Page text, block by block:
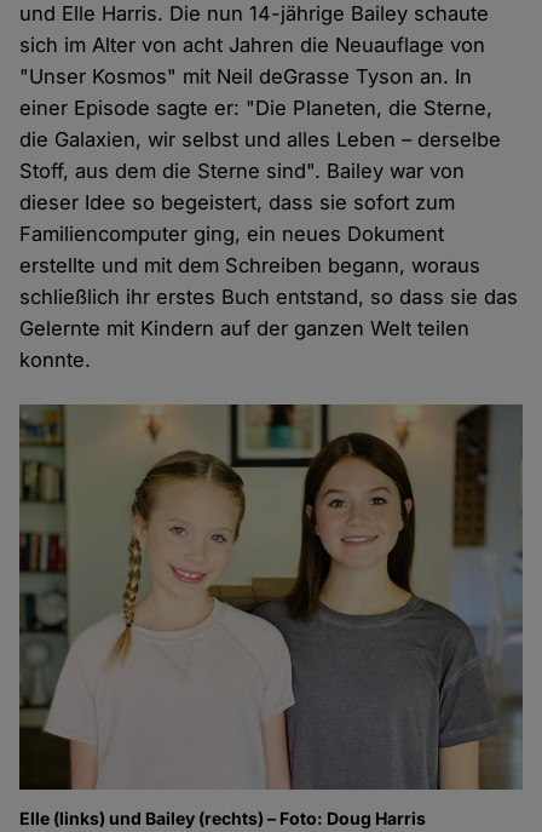
und Elle Harris. Die nun 14-jährige Bailey schaute
sich im Alter von acht Jahren die Neuauflage von
"Unser Kosmos" mit Neil deGrasse Tyson an. In
einer Episode sagte er: "Die Planeten, die Sterne,
die Galaxien, wir selbst und alles Leben – derselbe
Stoff, aus dem die Sterne sind". Bailey war von
dieser Idee so begeistert, dass sie sofort zum
Familiencomputer ging, ein neues Dokument
erstellte und mit dem Schreiben begann, woraus
schließlich ihr erstes Buch entstand, so dass sie das
Gelernte mit Kindern auf der ganzen Welt teilen
konnte.
Elle (links) und Bailey (rechts) – Foto: Doug Harris